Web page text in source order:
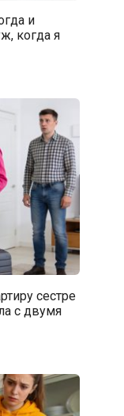
и
когда я
сестре
с двумя